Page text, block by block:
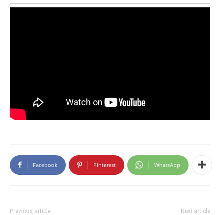
Facebook Pinterest WhatsApp
Previous article Next article